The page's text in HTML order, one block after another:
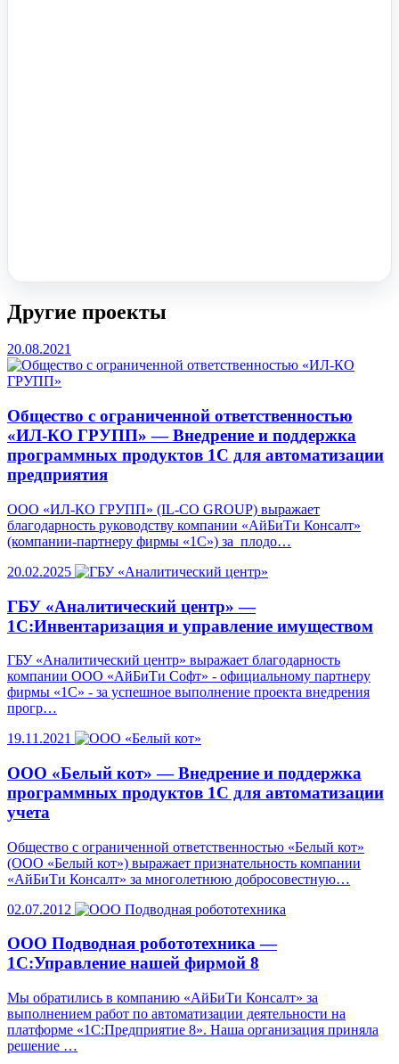
Другие проекты
20.08.2021
Общество с ограниченной ответственностью
«ИЛ-КО ГРУПП» — Внедрение и поддержка
программных продуктов 1С для автоматизации
предприятия
ООО «ИЛ-КО ГРУПП» (IL-CO GROUP) выражает
благодарность руководству компании «АйБиТи Консалт»
(компании-партнеру фирмы «1С») за плодо…
20.02.2025
ГБУ «Аналитический центр» —
1С:Инвентаризация и управление имуществом
ГБУ «Аналитический центр» выражает благодарность
компании ООО «АйБиТи Софт» - официальному партнеру
фирмы «1С» - за успешное выполнение проекта внедрения
прогр…
19.11.2021
ООО «Белый кот» — Внедрение и поддержка
программных продуктов 1С для автоматизации
учета
Общество с ограниченной ответственностью «Белый кот»
(ООО «Белый кот») выражает признательность компании
«АйБиТи Консалт» за многолетнюю добросовестную…
02.07.2012
ООО Подводная робототехника —
1С:Управление нашей фирмой 8
Мы обратились в компанию «АйБиТи Консалт» за
выполнением работ по автоматизации деятельности на
платформе «1С:Предприятие 8». Наша организация приняла
решение …